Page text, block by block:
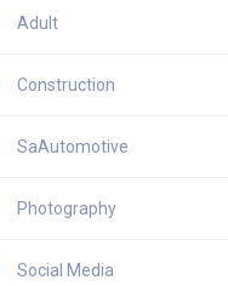
Adult
Construction
SaAutomotive
Photography
Social Media